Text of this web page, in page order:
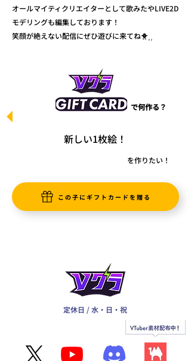
オールマイティクリエイターとして歌みたやLIVE2D
モデリングも編集しております！
笑顔が絶えない配信にぜひ遊びに来てね🐥⸒⸒
で何作る？
新しい1枚絵！
を作りたい！
この子にギフトカードを贈る
定休日 / 水・日・祝